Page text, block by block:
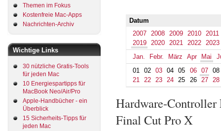
Themen im Fokus
Kostenfreie Mac-Apps
Nachrichten-Archiv
Wichtige Links
30 nützliche Gratis-Tools
für jeden Mac
10 Energiespartipps für
MacBook Neo/Air/Pro
Apple-Handbücher - ein
Überblick
15 Sicherheits-Tipps für
jeden Mac
Datum
2007
2008 2009 2010
2011
2019
2020 2021 2022
2023
Jan.
Febr. März Apr Mai
01
02 03 04 05 06 07
08
21
22 23 24 25 26 27 28
Hardware-Controller
Final Cut Pro X